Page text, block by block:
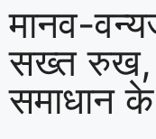
मानव-
सख्त रुख,
समाधान के